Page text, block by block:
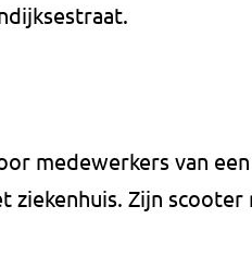
medewerkers van een
ziekenhuis. Zijn scooter